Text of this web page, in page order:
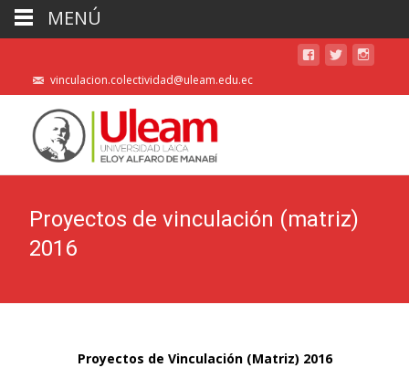
vinculacion.colectividad@uleam.edu.ec
Proyectos de vinculación (matriz)
2016
Proyectos de Vinculación (Matriz) 2016
MENÚ